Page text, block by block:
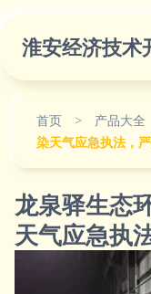
淮安经济技术
首页 > 产品大全
染天气应急执法，
龙泉驿生态
天气应急执